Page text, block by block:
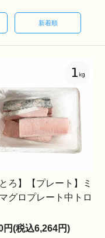
新着順
とろ】【プレート】ミ
グロプレート中トロ
円(税込6,264円)